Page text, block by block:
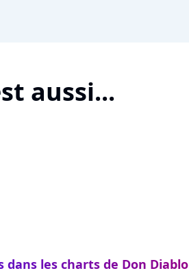
aussi...
les charts de Don Diablo